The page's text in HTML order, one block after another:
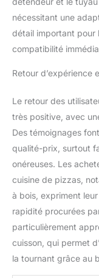
nécessitant une
détail important pour
compatibilité
Retour d’expérience
Le retour des
très positive, avec
Des témoignages
qualité-prix, surtout
onéreuses. Les
cuisine de pizzas,
à bois, expriment
rapidité procurées
particulièrement
cuisson, qui permet
la tournant grâce au